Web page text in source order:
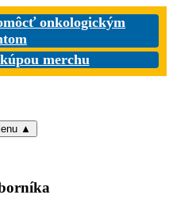
onkologickým
merchu
▲